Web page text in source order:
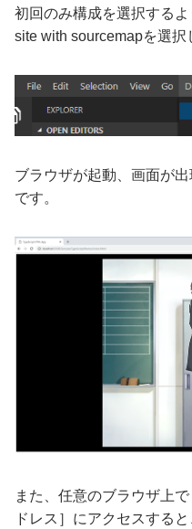
初回のみ構成を選択する
site with sourcemapを選択
ブラウザが起動、画面が
です。
また、任意のブラウザ上
ドレス］にアクセスする